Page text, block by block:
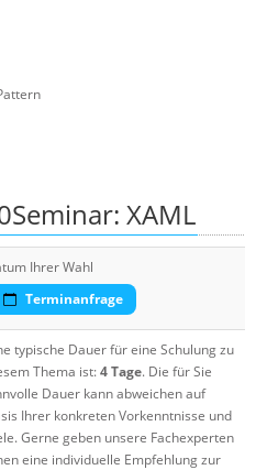
XAML
Ihrer Wahl
Terminanfrage
typische Dauer für eine Schulung zu
Thema ist:4 Tage. Die für Sie
Dauer kann abweichen auf
Ihrer konkreten Vorkenntnisse und
Gerne geben unsere Fachexperten
eine individuelle Empfehlung zur